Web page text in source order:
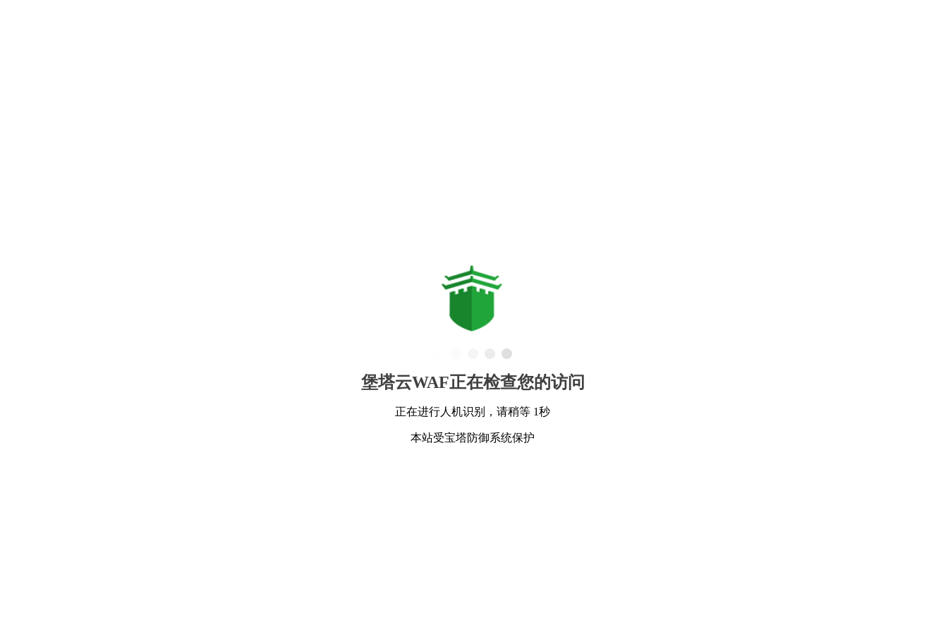
堡塔云WAF正在检查您的访问
正在进行人机识别，请稍等 1秒
本站受宝塔防御系统保护